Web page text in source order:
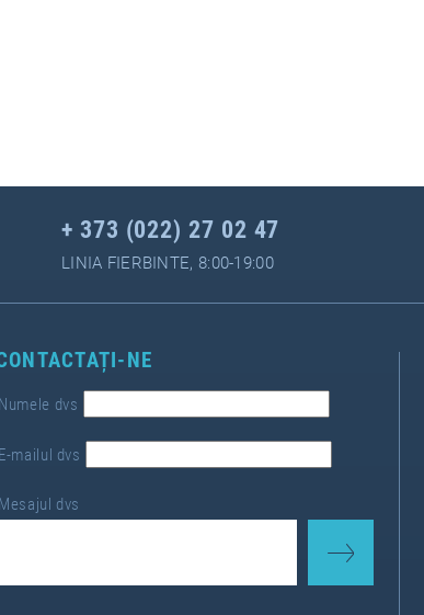
+ 373 (022) 27 02 47
LINIA FIERBINTE, 8:00-19:00
NE
Numele dvs
E-mailul dvs
Mesajul dvs